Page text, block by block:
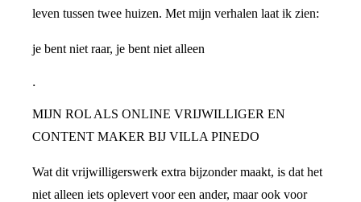
leven tussen twee huizen. Met mijn verhalen laat ik zien:
je bent niet raar, je bent niet alleen
.
MIJN ROL ALS ONLINE VRIJWILLIGER EN
CONTENT MAKER BIJ VILLA PINEDO
Wat dit vrijwilligerswerk extra bijzonder maakt, is dat het
niet alleen iets oplevert voor een ander, maar ook voor